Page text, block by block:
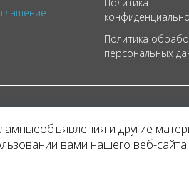
Политика
персональных
и другие
вами нашего веб-